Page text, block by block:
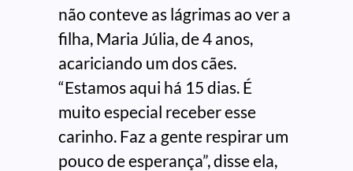
não conteve as lágrimas ao ver a
filha, Maria Júlia, de 4 anos,
acariciando um dos cães.
“Estamos aqui há 15 dias. É
muito especial receber esse
carinho. Faz a gente respirar um
pouco de esperança”, disse ela,